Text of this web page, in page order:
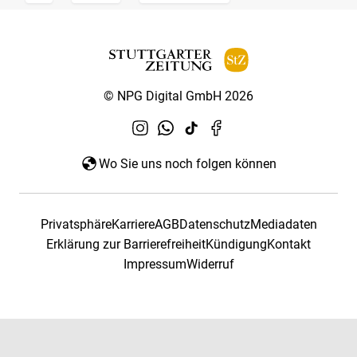
© NPG Digital GmbH 2026
Wo Sie uns noch folgen können
PrivatsphäreKarriereAGBDatenschutzMediadaten
Erklärung zur BarrierefreiheitKündigungKontakt
ImpressumWiderruf